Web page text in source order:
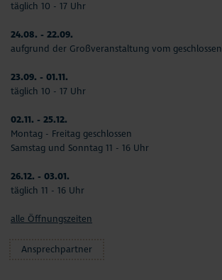
täglich 10 - 17 Uhr
24.08. - 22.09.
aufgrund der Großveranstaltung vom geschlossen
23.09. - 01.11.
täglich 10 - 17 Uhr
02.11. - 25.12.
Montag - Freitag geschlossen
Samstag und Sonntag 11 - 16 Uhr
26.12. - 03.01.
täglich 11 - 16 Uhr
alle Öffnungszeiten
Ansprechpartner